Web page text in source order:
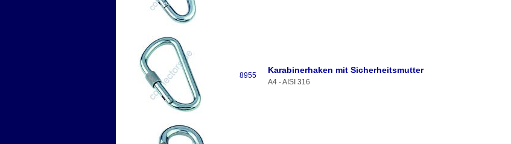
8955
Karabinerhaken mit Sicherheitsmutter
A4 - AISI 316